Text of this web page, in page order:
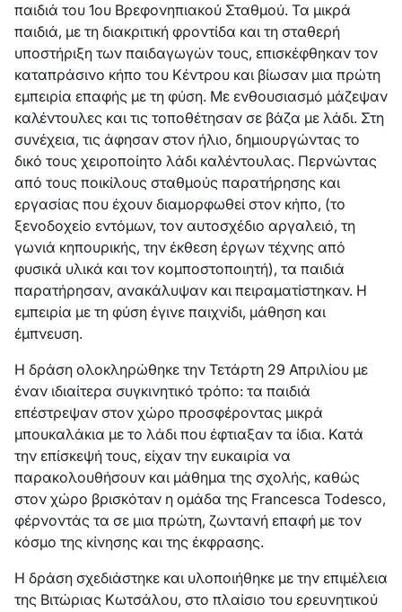
παιδιά του 1ου Βρεφονηπιακού Σταθμού. Τα μικρά
παιδιά, με τη διακριτική φροντίδα και τη σταθερή
υποστήριξη των παιδαγωγών τους, επισκέφθηκαν τον
καταπράσινο κήπο του Κέντρου και βίωσαν μια πρώτη
εμπειρία επαφής με τη φύση. Με ενθουσιασμό μάζεψαν
καλέντουλες και τις τοποθέτησαν σε βάζα με λάδι. Στη
συνέχεια, τις άφησαν στον ήλιο, δημιουργώντας το
δικό τους χειροποίητο λάδι καλέντουλας. Περνώντας
από τους ποικίλους σταθμούς παρατήρησης και
εργασίας που έχουν διαμορφωθεί στον κήπο, (το
ξενοδοχείο εντόμων, τον αυτοσχέδιο αργαλειό, τη
γωνιά κηπουρικής, την έκθεση έργων τέχνης από
φυσικά υλικά και τον κομποστοποιητή), τα παιδιά
παρατήρησαν, ανακάλυψαν και πειραματίστηκαν. Η
εμπειρία με τη φύση έγινε παιχνίδι, μάθηση και
έμπνευση.
Η δράση ολοκληρώθηκε την Τετάρτη 29 Απριλίου με
έναν ιδιαίτερα συγκινητικό τρόπο: τα παιδιά
επέστρεψαν στον χώρο προσφέροντας μικρά
μπουκαλάκια με το λάδι που έφτιαξαν τα ίδια. Κατά
την επίσκεψή τους, είχαν την ευκαιρία να
παρακολουθήσουν και μάθημα της σχολής, καθώς
στον χώρο βρισκόταν η ομάδα της Francesca Todesco,
φέρνοντάς τα σε μια πρώτη, ζωντανή επαφή με τον
κόσμο της κίνησης και της έκφρασης.
Η δράση σχεδιάστηκε και υλοποιήθηκε με την επιμέλεια
της Βιτώριας Κωτσάλου, στο πλαίσιο του ερευνητικού